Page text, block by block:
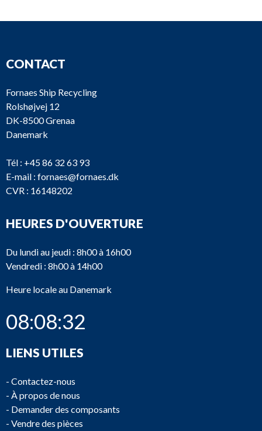
CONTACT
Fornaes Ship Recycling
Rolshøjvej 12
DK-8500 Grenaa
Danemark
Tél : +45 86 32 63 93
E-mail : fornaes@fornaes.dk
CVR : 16148202
HEURES D'OUVERTURE
Du lundi au jeudi : 8h00 à 16h00
Vendredi : 8h00 à 14h00
Heure locale au Danemark
08:08:32
LIENS UTILES
- Contactez-nous
- À propos de nous
- Demander des composants
- Vendre des pièces